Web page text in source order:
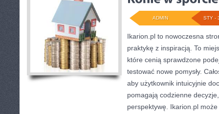
STY -
ADMIN
Ikarion.pl to nowoczesna
praktykę z inspiracją. To
które cenią sprawdzone
testować nowe pomysły.
aby użytkownik intuicyjnie
pomagają codzienne
perspektywę. Ikarion.pl